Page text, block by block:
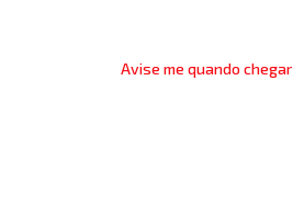
Avise me quando chegar